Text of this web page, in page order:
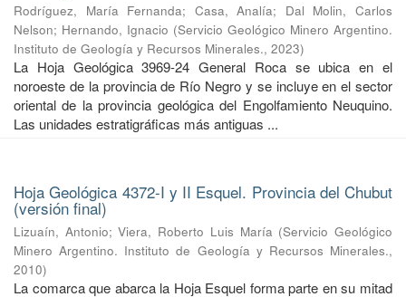
Rodríguez, María Fernanda; Casa, Analía; Dal Molin, Carlos
Nelson; Hernando, Ignacio (Servicio Geológico Minero Argentino.
Instituto de Geología y Recursos Minerales., 2023)
La Hoja Geológica 3969-24 General Roca se ubica en el
noroeste de la provincia de Río Negro y se incluye en el sector
oriental de la provincia geológica del Engolfamiento Neuquino.
Las unidades estratigráficas más antiguas ...
Hoja Geológica 4372-I y II Esquel. Provincia del Chubut
(versión final)
Lizuaín, Antonio;Viera, Roberto Luis María (Servicio Geológico
Minero Argentino. Instituto de Geología y Recursos Minerales.,
2010)
La comarca que abarca la Hoja Esquel forma parte en su mitad